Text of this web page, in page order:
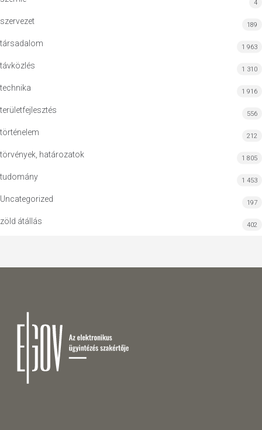
4
szervezet 189
társadalom 1 963
távközlés 1 310
technika 1 916
területfejlesztés 556
történelem 212
törvények, határozatok 1 805
tudomány 1 453
Uncategorized 197
zöld átállás 402